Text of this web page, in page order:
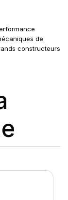
de
constructeurs